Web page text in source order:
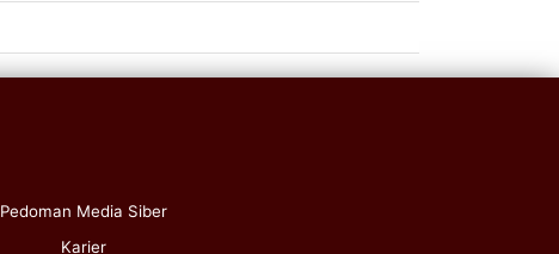
Pedoman Media Siber
Karier